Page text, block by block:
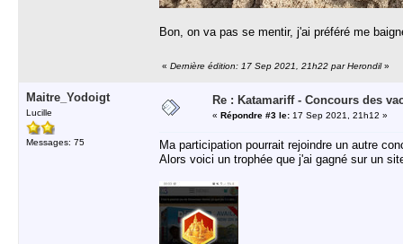
Bon, on va pas se mentir, j'ai préféré me
« Dernière édition: 17 Sep 2021, 21h22 par Herondil»
Maitre_Yodoigt
Lucille
Messages: 75
Re : Katamariff - Concours des
« Répondre #3 le: 17 Sep 2021, 21h12 »
Ma participation pourrait rejoindre un autre
Alors voici un trophée que j'ai gagné sur un